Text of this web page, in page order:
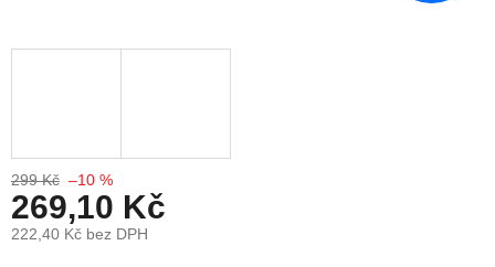
299 Kč –10 %
269,10 Kč
222,40 Kč bez DPH